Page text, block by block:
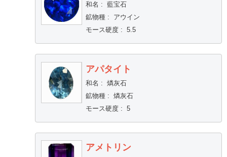
和名 : 藍宝石
鉱物種:
アウイン
モース硬度: 5.5
アパタイト
和名 : 燐灰石
鉱物種: 燐灰石
モース硬度: 5
アメトリン